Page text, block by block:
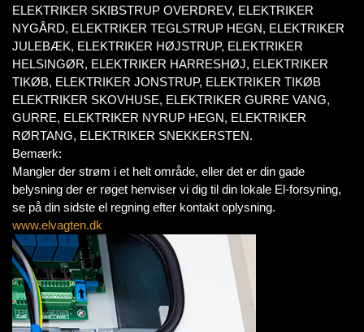
ELEKTRIKER SKIBSTRUP OVERDREV, ELEKTRIKER
NYGÅRD, ELEKTRIKER TEGLSTRUP HEGN, ELEKTRIKER
JULEBÆK, ELEKTRIKER HØJSTRUP, ELEKTRIKER
HELSINGØR, ELEKTRIKER HARRESHØJ, ELEKTRIKER
TIKØB, ELEKTRIKER JONSTRUP, ELEKTRIKER TIKØB
ELEKTRIKER SKOVHUSE, ELEKTRIKER GURRE VANG,
GURRE, ELEKTRIKER NYRUP HEGN, ELEKTRIKER
RØRTANG, ELEKTRIKER SNEKKERSTEN.
Bemærk:
Mangler der strøm i et helt område, eller det er din gade
belysning der er røget henviser vi dig til din lokale El-forsyning,
se på din sidste el regning efter kontakt oplysning.
www.elvagten.dk